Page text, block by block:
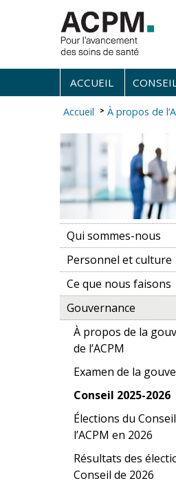
ACCUEIL
Accueil À propos de
Qui sommes-nous
Personnel et culture
Ce que nous faisons
Gouvernance
À propos de la
de l’ACPM
Examen de la
Conseil 2025-2026
Élections du
l’ACPM en 2026
Résultats des
Conseil de 2026